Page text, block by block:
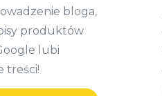
bloga,
produktów
lubi
treści!